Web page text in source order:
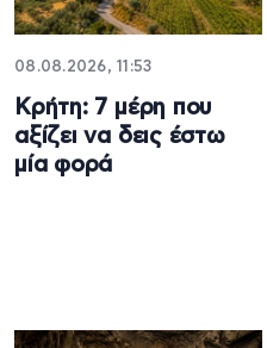
08.08.2026, 11:53
Κρήτη: 7 μέρη που
αξίζει να δεις έστω
μία φορά